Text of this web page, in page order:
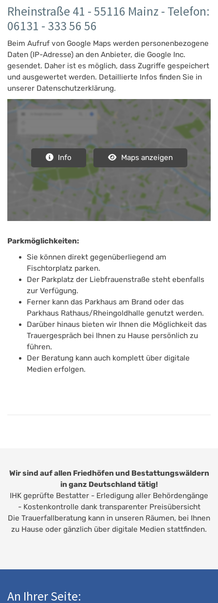
Rheinstraße 41 - 55116 Mainz - Telefon:
06131 - 333 56 56
Beim Aufruf von Google Maps werden personenbezogene
Daten (IP-Adresse) an den Anbieter, die Google Inc.
gesendet. Daher ist es möglich, dass Zugriffe gespeichert
und ausgewertet werden. Detaillierte Infos finden Sie in
unserer Datenschutzerklärung.
Info Maps anzeigen
Parkmöglichkeiten:
Sie können direkt gegenüberliegend am
Fischtorplatz parken.
Der Parkplatz der Liebfrauenstraße steht ebenfalls
zur Verfügung.
Ferner kann das Parkhaus am Brand oder das
Parkhaus Rathaus/Rheingoldhalle genutzt werden.
Darüber hinaus bieten wir Ihnen die Möglichkeit das
Trauergespräch bei Ihnen zu Hause persönlich zu
führen.
Der Beratung kann auch komplett über digitale
Medien erfolgen.
Wir sind auf allen Friedhöfen und Bestattungswäldern
in ganz Deutschland tätig!
IHK geprüfte Bestatter - Erledigung aller Behördengänge
- Kostenkontrolle dank transparenter Preisübersicht
Die Trauerfallberatung kann in unseren Räumen, bei Ihnen
zu Hause oder gänzlich über digitale Medien stattfinden.
An Ihrer Seite: